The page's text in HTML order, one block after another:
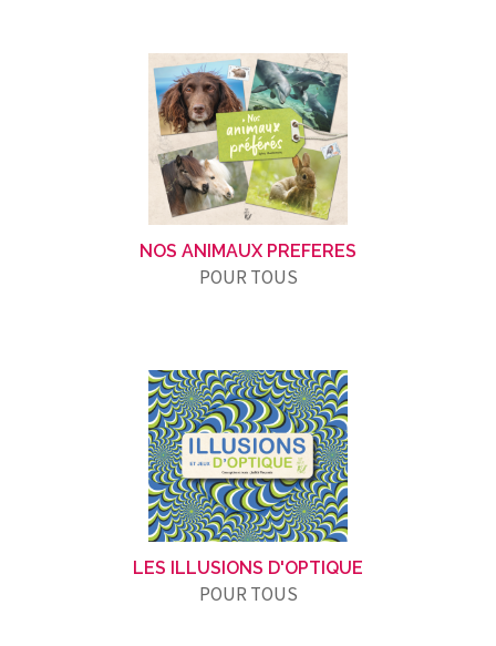
NOS ANIMAUX PREFERES
POUR TOUS
LES ILLUSIONS D'OPTIQUE
POUR TOUS